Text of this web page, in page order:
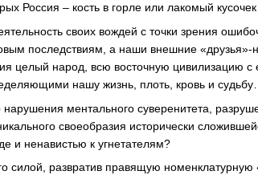
Россия – кость в горле или лакомый
своих вождей с точки зрения
последствиям, а наши внешние
целый народ, всю восточную цивилизацию
нашу жизнь, плоть, кровь и судьбу…
ментального суверенитета,
своеобразия исторически
и ненавистью к угнетателям?
силой, развратив правящую номенклатурную